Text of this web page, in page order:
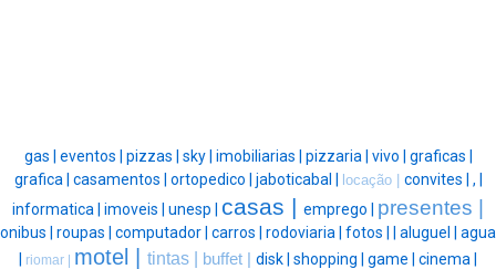
gas | eventos | pizzas | sky | imobiliarias | pizzaria | vivo | graficas |
grafica | casamentos | ortopedico | jaboticabal | locação | convites | , |
informatica | imoveis | unesp | casas | emprego | presentes |
onibus | roupas | computador | carros | rodoviaria | fotos | aluguel | agua
riomar | motel | tintas | buffet | disk | shopping | game | cinema |